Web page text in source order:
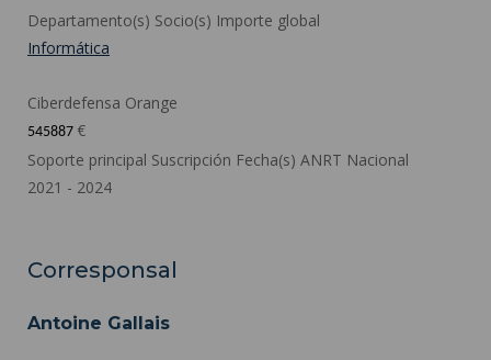
Departamento(s) Socio(s) Importe global
Informática
Ciberdefensa Orange
545887 €
Soporte principal Suscripción Fecha(s) ANRT Nacional
2021 - 2024
Corresponsal
Antoine Gallais